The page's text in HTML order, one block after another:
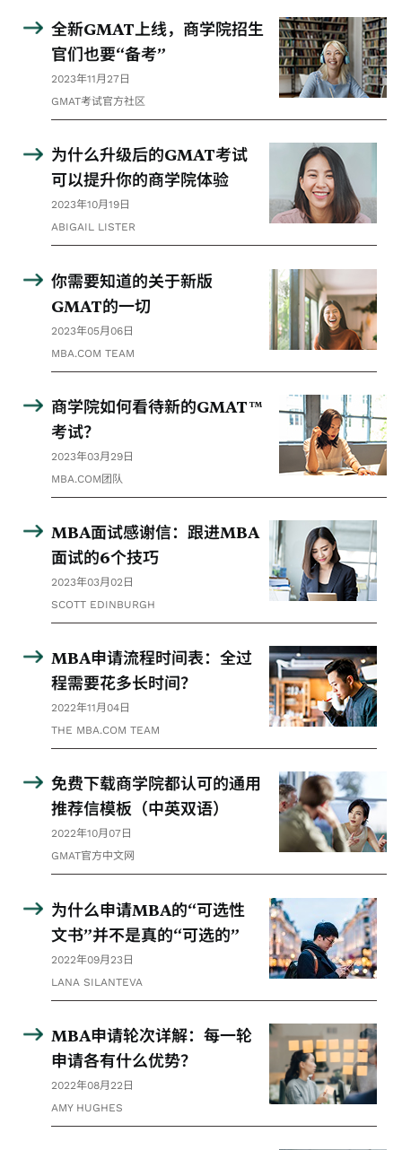
全新GMAT上线，商学院招生
官们也要“备考”
2023年11月27日
GMAT考试官方社区
为什么升级后的GMAT考试
可以提升你的商学院体验
2023年10月19日
ABIGAIL LISTER
你需要知道的关于新版
GMAT的一切
2023年05月06日
MBA.COM TEAM
商学院如何看待新的GMAT™
考试？
2023年03月29日
MBA.COM团队
MBA面试感谢信：跟进MBA
面试的6个技巧
2023年03月02日
SCOTT EDINBURGH
MBA申请流程时间表：全过
程需要花多长时间？
2022年11月04日
THE MBA.COM TEAM
免费下载商学院都认可的通用
推荐信模板（中英双语）
2022年10月07日
GMAT官方中文网
为什么申请MBA的“可选性
文书”并不是真的“可选的”
2022年09月23日
LANA SILANTEVA
MBA申请轮次详解：每一轮
申请各有什么优势？
2022年08月22日
AMY HUGHES